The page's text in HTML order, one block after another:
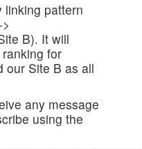
linking pattern
B). It will
for
our Site B as all
any message
using the